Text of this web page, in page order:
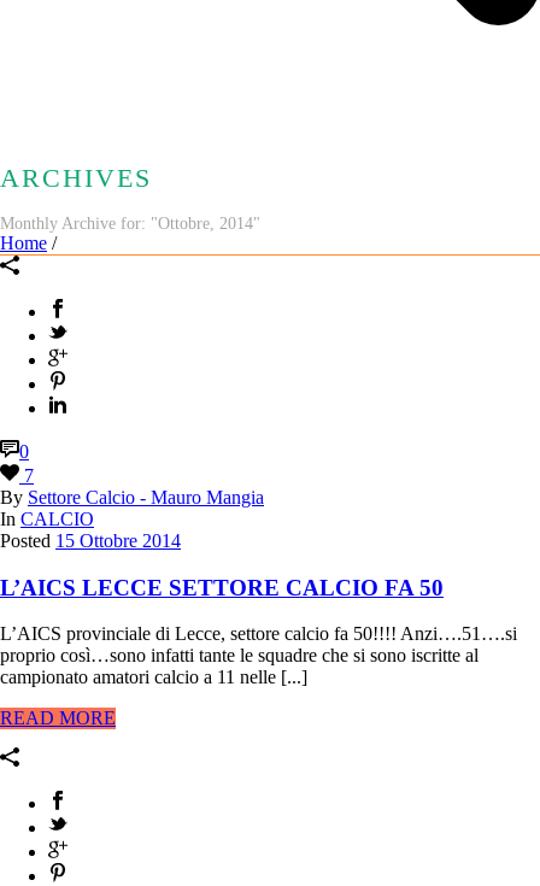
ARCHIVES
Monthly Archive for: "Ottobre, 2014"
Home /
0
7
By Settore Calcio - Mauro Mangia
In CALCIO
Posted 15 Ottobre 2014
L’AICS LECCE SETTORE CALCIO FA 50
L’AICS provinciale di Lecce, settore calcio fa 50!!!! Anzi….51….si
proprio così…sono infatti tante le squadre che si sono iscritte al
campionato amatori calcio a 11 nelle [...]
READ MORE